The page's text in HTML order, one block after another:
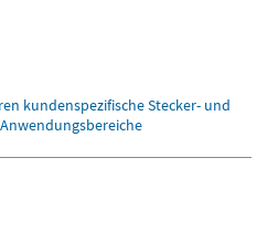
kundenspezifische Stecker- und